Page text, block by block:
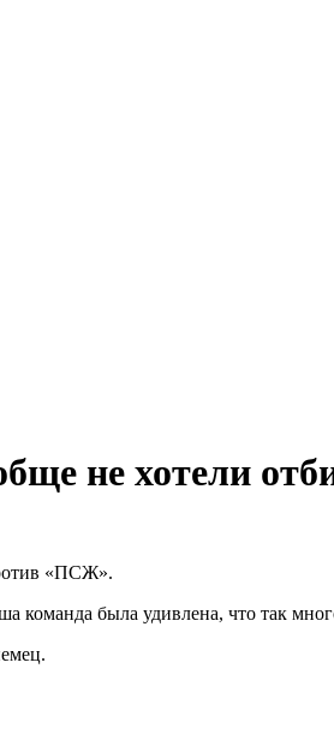
не хотели
«ПСЖ».
команда была удивлена, что так